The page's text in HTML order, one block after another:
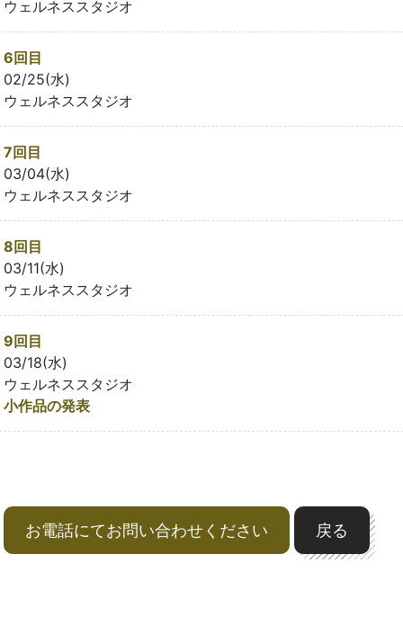
ウェルネススタジオ
6回目
02/25(水)
ウェルネススタジオ
7回目
03/04(水)
ウェルネススタジオ
8回目
03/11(水)
ウェルネススタジオ
9回目
03/18(水)
ウェルネススタジオ
小作品の発表
お電話にてお問い合わせください 戻る